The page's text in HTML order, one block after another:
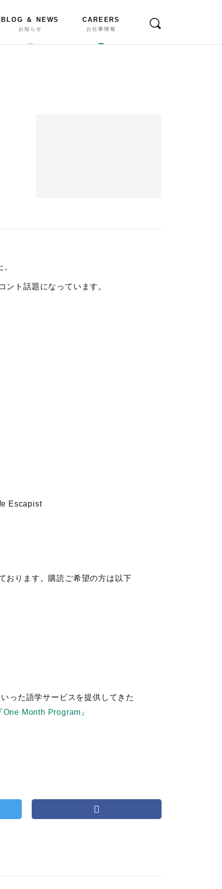
BLOG ＆ NEWS
お知らせ
CAREERS
お仕事情報
ント話題になっています。
Escapist
おります。購読ご希望の方は以下
った語学サービスを提供してきた
One Month Program』